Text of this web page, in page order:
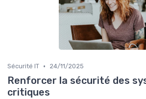
Sécurité IT • 24/11/2025
Renforcer la sécurité des
critiques